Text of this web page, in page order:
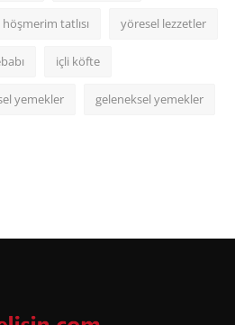
höşmerim tatlısı yöresel lezzetler
içli köfte
yemekler geleneksel yemekler